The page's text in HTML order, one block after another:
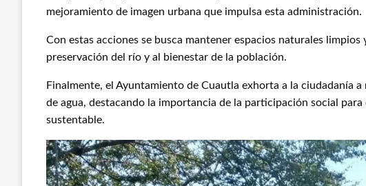
mejoramiento de imagen urbana que impulsa esta administración.
Con estas acciones se busca mantener espacios naturales
preservación del río y al bienestar de la población.
Finalmente, el Ayuntamiento de Cuautla exhorta a la ciudadanía
de agua, destacando la importancia de la participación social
sustentable.